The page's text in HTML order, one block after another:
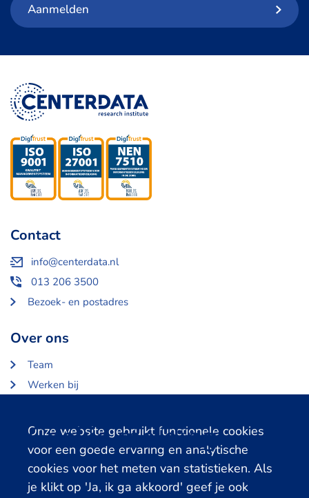
Cookie melding
Onze website gebruikt functionele cookies
voor een goede ervaring en analytische
cookies voor het meten van statistieken. Als
je klikt op 'Ja, ik ga akkoord' geef je ook
Aanmelden
Contact
info@centerdata.nl
013 206 3500
Bezoek- en postadres
Over ons
Team
Werken bij
Partners en opdrachtgevers
Gerelateerde databanken
LISS Data Archive